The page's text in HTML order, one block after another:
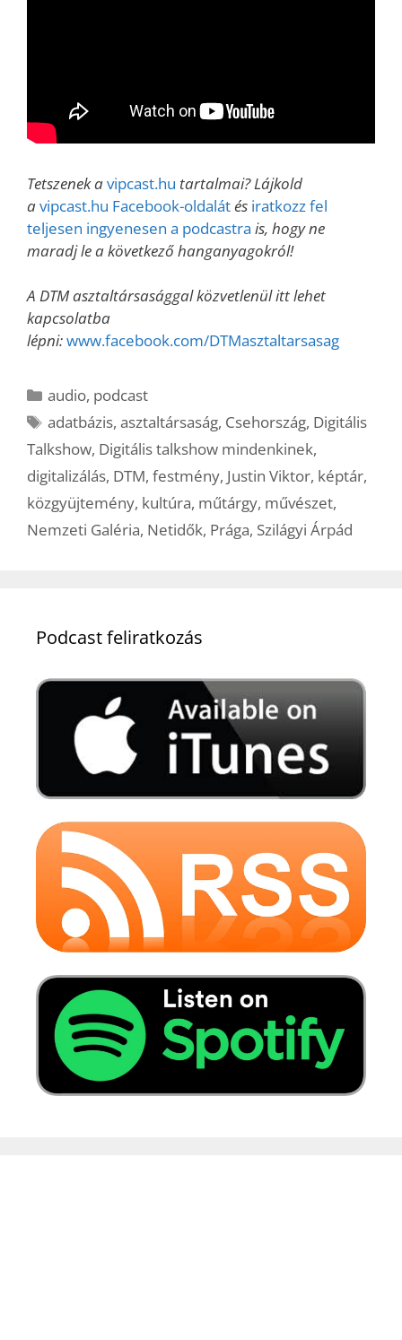
Tetszenek avipcast.hu tartalmai? Lájkold
avipcast.hu Facebook-oldalátés iratkozz fel
teljesen ingyenesen a podcastra is, hogy ne
maradj le a következő hanganyagokról!
A DTM asztaltársasággal közvetlenül itt lehet
kapcsolatba
lépni:www.facebook.com/DTMasztaltarsasag
Kategória
audio, podcast
Címkék
adatbázis,asztaltársaság, Csehország, Digitális
Talkshow, Digitális talkshow mindenkinek,
digitalizálás, DTM, festmény, Justin Viktor, képtár,
közgyüjtemény, kultúra, műtárgy, művészet,
Nemzeti Galéria, Netidők, Prága, Szilágyi Árpád
Podcast feliratkozás